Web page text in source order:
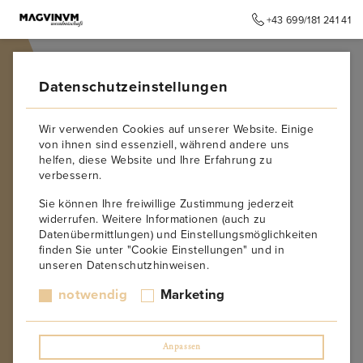
+43 699/181 241 41
Datenschutzeinstellungen
Wir verwenden Cookies auf unserer Website. Einige
von ihnen sind essenziell, während andere uns
helfen, diese Website und Ihre Erfahrung zu
verbessern.
Sie können Ihre freiwillige Zustimmung jederzeit
widerrufen. Weitere Informationen (auch zu
Datenübermittlungen) und Einstellungsmöglichkeiten
finden Sie unter "Cookie Einstellungen" und in
unseren Datenschutzhinweisen.
notwendig Marketing
Anpassen